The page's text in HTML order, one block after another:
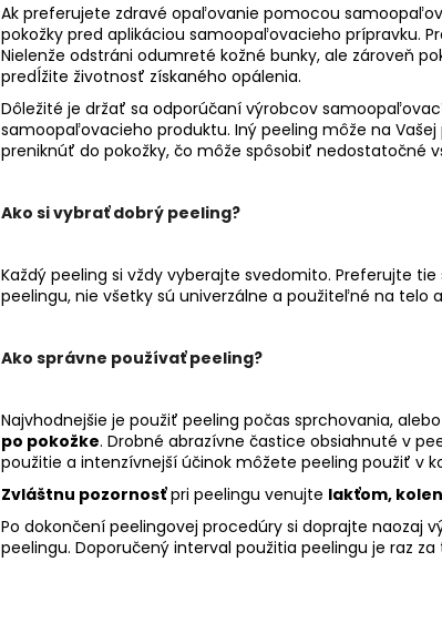
Ak preferujete zdravé opaľovanie pomocou
pokožky pred aplikáciou samoopaľovacieho prípravku.
Nielenže odstráni odumreté kožné bunky, ale zároveň
predĺžite životnosť získaného opálenia.
Dôležité je držať sa odporúčaní výrobcov
samoopaľovacieho produktu. Iný peeling môže na
preniknúť do pokožky, čo môže spôsobiť nedostatočné
Ako si vybrať dobrý peeling?
Každý peeling si vždy vyberajte svedomito. Preferujte
peelingu, nie všetky sú univerzálne a použiteľné na telo
Ako správne používať peeling?
Najvhodnejšie je použiť peeling počas sprchovania,
po pokožke. Drobné abrazívne častice obsiahnuté v
použitie a intenzívnejší účinok môžete peeling použiť v
Zvláštnu pozornosťpri peelingu venujte lakťom,
Po dokončení peelingovej procedúry si doprajte naozaj
peelingu. Doporučený interval použitia peelingu je raz